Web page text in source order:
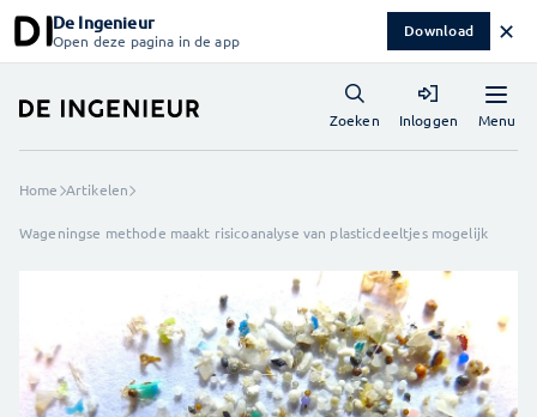
De Ingenieur
Open deze pagina in de app Download ✕
Menu
Zoeken Inloggen
Home Artikelen
Wageningse methode maakt risicoanalyse van plasticdeeltjes mogelijk